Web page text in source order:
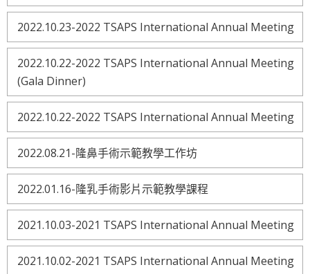
2022.10.23-2022 TSAPS International Annual Meeting
2022.10.22-2022 TSAPS International Annual Meeting
(Gala Dinner)
2022.10.22-2022 TSAPS International Annual Meeting
2022.08.21-隆鼻手術示範教學工作坊
2022.01.16-隆乳手術影片示範教學課程
2021.10.03-2021 TSAPS International Annual Meeting
2021.10.02-2021 TSAPS International Annual Meeting